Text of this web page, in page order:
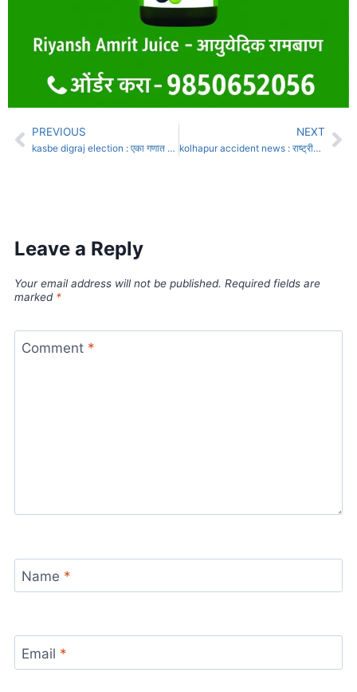
PREVIOUS
kasbe digraj election : एका गणात कोंडी, दुसर्‍यात पोकळी : कसबे डिग्रजमधील अनोखी निवडणूक
NEXT
kolhapur accident news : राष्ट्रीय महामार्गावर भीषण अपघात; कोल्हापूरच्या उद्योजक दाम्पत्याचा करुण अंत
Leave a Reply
Your email address will not be published. Required fields are
marked *
Comment *
Name *
Email *